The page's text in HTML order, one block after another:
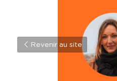
Revenir au site